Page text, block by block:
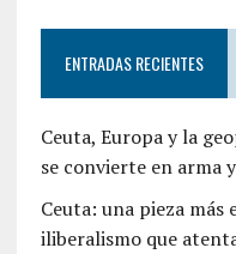
ENTRADAS RECIENTES
Ceuta, Europa y la
se convierte en arma
Ceuta: una pieza
iliberalismo que